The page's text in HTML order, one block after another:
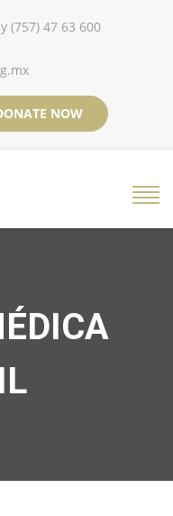
(757) 47 63 600
NOW